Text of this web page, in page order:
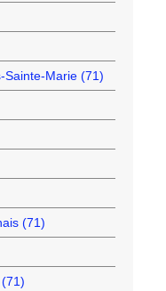
Sainte-Marie (71)
(71)